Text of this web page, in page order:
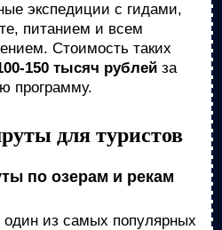
экспедиции с гидами,
питанием и всем
Стоимость таких
150 тысяч рублей за
программу.
для туристов
по озерам и рекам
один из самых популярных